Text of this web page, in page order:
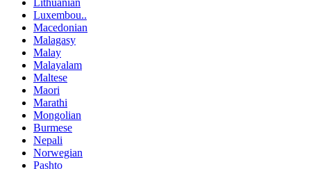
Lithuanian
Luxembou..
Macedonian
Malagasy
Malay
Malayalam
Maltese
Maori
Marathi
Mongolian
Burmese
Nepali
Norwegian
Pashto